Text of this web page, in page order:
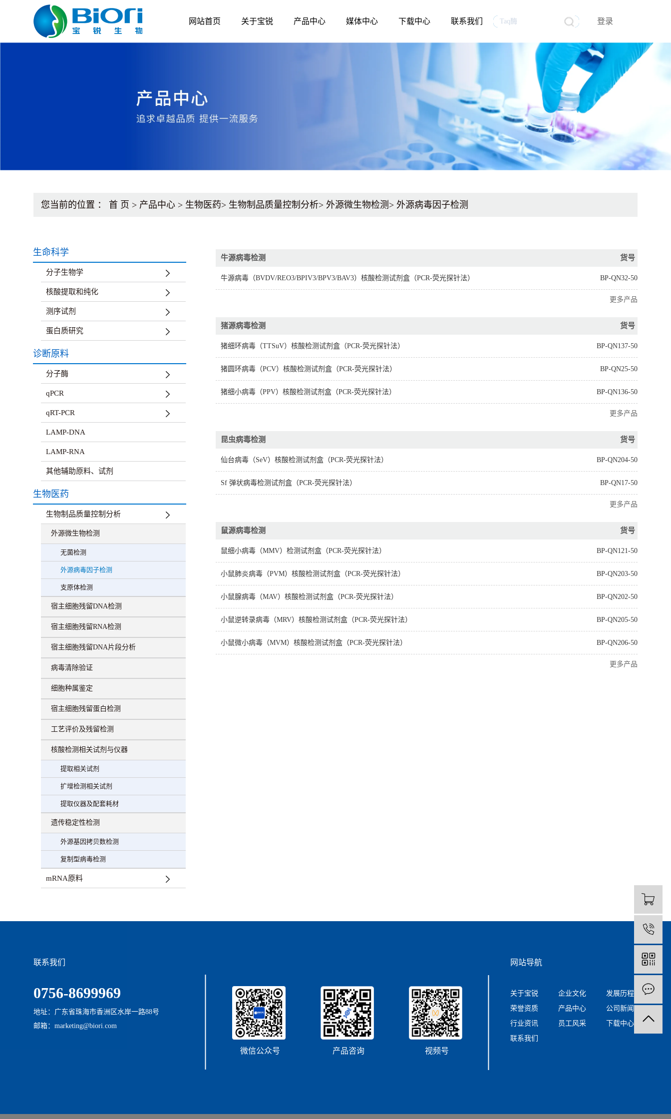
网站首页 关于宝锐 产品中心
分子生物学
分子酶
qPCR
LAMP-DNA
LAMP-RNA
其他辅助原料、试剂
生物制品质量控制分析
mRNA原料
媒体中心
员工风采
下载中心 联系我们 登录
您当前的位置 ： 首 页 > 产品中心 > 生物医药> 生物制品质量控制分析> 外源微生物检测 > 外源病毒因子检测
生命科学
分子生物学
核酸提取和纯化
测序试剂
蛋白质研究
诊断原料
分子酶
qPCR
qRT-PCR
LAMP-DNA
LAMP-RNA
其他辅助原料、试剂
生物医药
生物制品质量控制分析
外源微生物检测
无菌检测
外源病毒因子检测
支原体检测
宿主细胞残留DNA检测
宿主细胞残留RNA检测
宿主细胞残留DNA片段分析
病毒清除验证
细胞种属鉴定
宿主细胞残留蛋白检测
工艺评价及残留检测
核酸检测相关试剂与仪器
提取相关试剂
扩增检测相关试剂
提取仪器及配套耗材
遗传稳定性检测
外源基因拷贝数检测
复制型病毒检测
mRNA原料
牛源病毒检测 货号
牛源病毒（BVDV/REO3/BPIV3/BPV3/BAV3）核酸检测试剂盒（PCR-荧光探针法） BP-QN32-50
更多产品
猪源病毒检测 货号
猪细环病毒（TTSuV）核酸检测试剂盒（PCR-荧光探针法） BP-QN137-50
猪圆环病毒（PCV）核酸检测试剂盒（PCR-荧光探针法） BP-QN25-50
猪细小病毒（PPV）核酸检测试剂盒（PCR-荧光探针法） BP-QN136-50
更多产品
昆虫病毒检测 货号
仙台病毒（SeV）核酸检测试剂盒（PCR-荧光探针法） BP-QN204-50
Sf 弹状病毒检测试剂盒（PCR-荧光探针法） BP-QN17-50
更多产品
鼠源病毒检测 货号
鼠细小病毒（MMV）检测试剂盒（PCR-荧光探针法） BP-QN121-50
小鼠肺炎病毒（PVM）核酸检测试剂盒（PCR-荧光探针法） BP-QN203-50
小鼠腺病毒（MAV）核酸检测试剂盒（PCR-荧光探针法） BP-QN202-50
小鼠逆转录病毒（MRV）核酸检测试剂盒（PCR-荧光探针法） BP-QN205-50
小鼠微小病毒（MVM）核酸检测试剂盒（PCR-荧光探针法） BP-QN206-50
更多产品
联系我们
0756-8699969
地址：广东省珠海市香洲区水岸一路88号
邮箱：marketing@biori.com
微信公众号 产品咨询 视频号
网站导航
关于宝锐 企业文化
发展历程
荣誉资质
产品中心
公司新闻
行业资讯
员工风采
下载中心
联系我们